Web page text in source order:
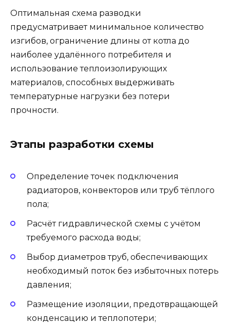
Оптимальная схема разводки
предусматривает минимальное количество
изгибов, ограничение длины от котла до
наиболее удалённого потребителя и
использование теплоизолирующих
материалов, способных выдерживать
температурные нагрузки без потери
прочности.
Этапы разработки схемы
Определение точек подключения
радиаторов, конвекторов или труб тёплого
пола;
Расчёт гидравлической схемы с учётом
требуемого расхода воды;
Выбор диаметров труб, обеспечивающих
необходимый поток без избыточных потерь
давления;
Размещение изоляции, предотвращающей
конденсацию и теплопотери;